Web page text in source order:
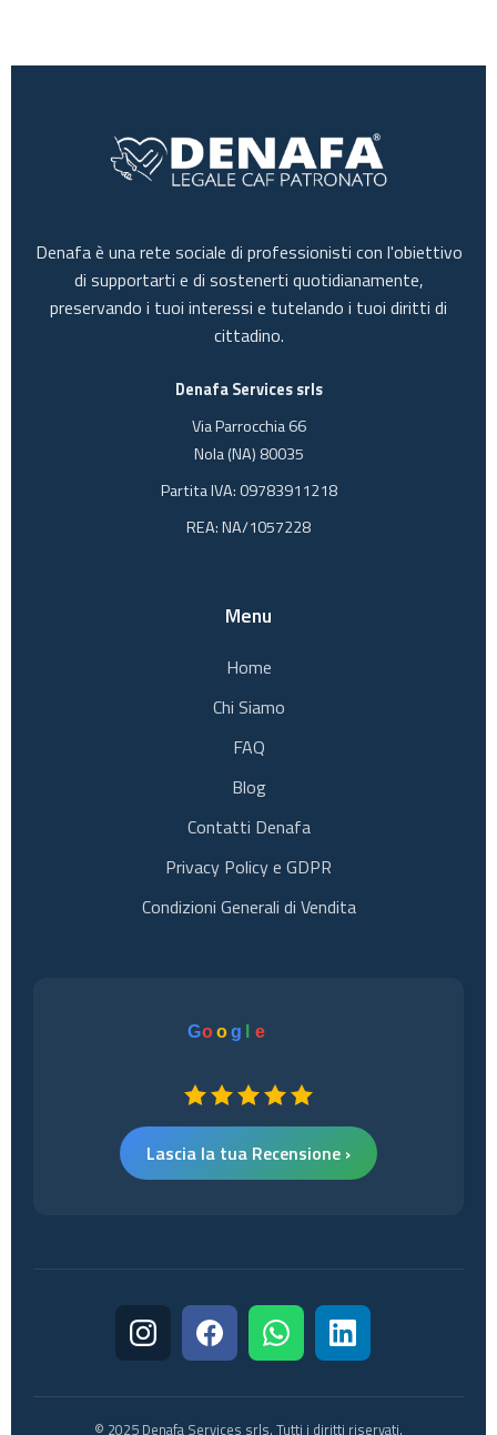
Denafa è una rete sociale di professionisti con l'obiettivo
di supportarti e di sostenerti quotidianamente,
preservando i tuoi interessi e tutelando i tuoi diritti di
cittadino.
Denafa Services srls
Via Parrocchia 66
Nola (NA) 80035
Partita IVA: 09783911218
REA: NA/1057228
Menu
Home
Chi Siamo
FAQ
Blog
Contatti Denafa
Privacy Policy e GDPR
Condizioni Generali di Vendita
Goog e
Lascia la tua Recensione ›
© 2025 Denafa Services srls. Tutti i diritti riservati.